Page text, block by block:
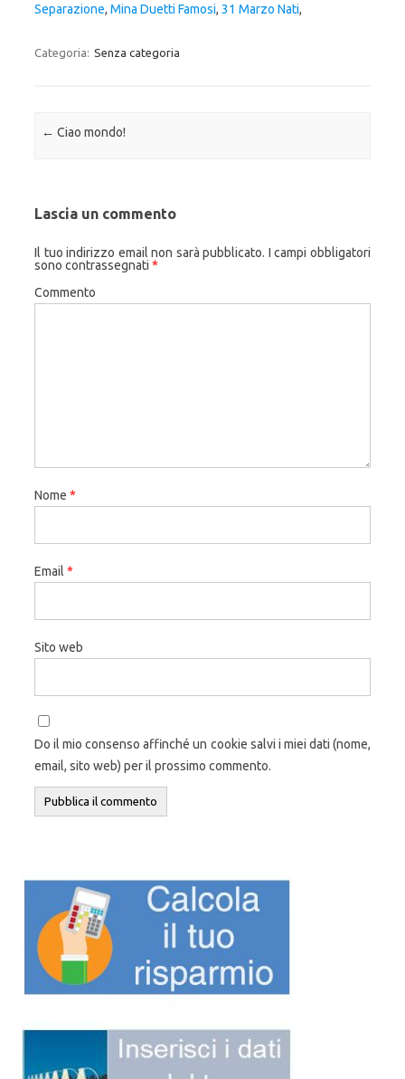
Separazione, Mina Duetti Famosi, 31 Marzo Nati,
Categoria: Senza categoria
Navigazione articolo
← Ciao mondo!
Lascia un commento
Il tuo indirizzo email non sarà pubblicato. I campi obbligatori
sono contrassegnati *
Commento
Nome *
Email *
Sito web
Do il mio consenso affinché un cookie salvi i miei dati (nome,
email, sito web) per il prossimo commento.